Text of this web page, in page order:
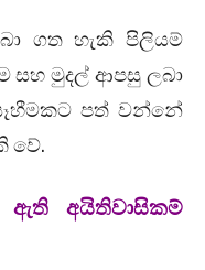
ගත හැකි පිලියම්
සහ මුදල් ආපසු ලබා
පත් වන්නේ
වේ.
ඇති අයිතිවාසිකම්